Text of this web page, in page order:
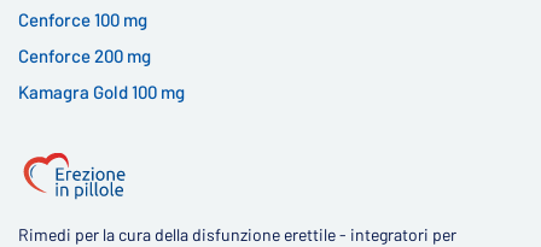
Cenforce 100 mg
Cenforce 200 mg
Kamagra Gold 100 mg
Rimedi per la cura della disfunzione erettile - integratori per